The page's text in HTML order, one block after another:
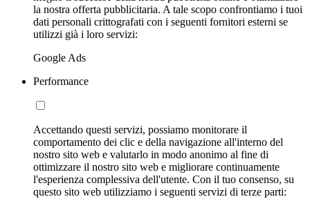
la nostra offerta pubblicitaria. A tale scopo confrontiamo i tuoi
dati personali crittografati con i seguenti fornitori esterni se
utilizzi già i loro servizi:
Google Ads
Performance
Accettando questi servizi, possiamo monitorare il
comportamento dei clic e della navigazione all'interno del
nostro sito web e valutarlo in modo anonimo al fine di
ottimizzare il nostro sito web e migliorare continuamente
l'esperienza complessiva dell'utente. Con il tuo consenso, su
questo sito web utilizziamo i seguenti servizi di terze parti: